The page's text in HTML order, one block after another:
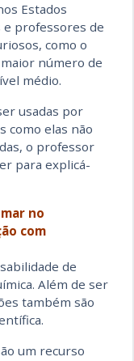
Estados
professores de
como o
número de
médio.
usadas por
como elas não
o professor
para explicá-
no
com
de
Além de ser
também são
um recurso